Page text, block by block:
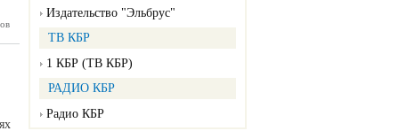
Издательство "Эльбрус"
ТВ КБР
1 КБР (ТВ КБР)
РАДИО КБР
Радио КБР
сад